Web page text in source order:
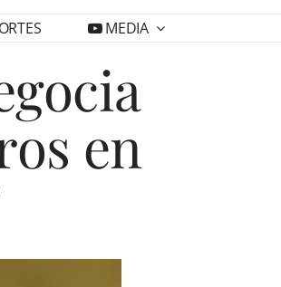
MEDIA
en